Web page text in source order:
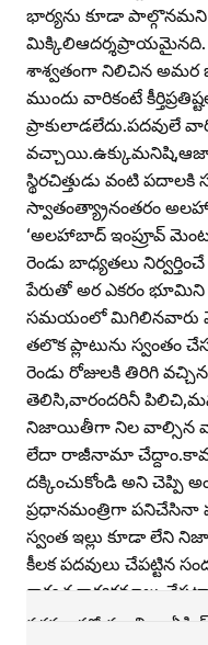
భార్యను కూడా పాల్గొనమని
శాశ్వతంగా నిలిచిన అమర
ముందు వారికంటే
ప్రాకులాడలేదు.పదవులే
వచ్చాయి.ఉక్కుమనిషి,ఆజాత
స్థిరచిత్తుడు వంటి పదాలకి
స్వాతంత్య్రానంతరం
‘అలహాబాద్‌ ఇంప్రూవ్‌
రెండు బాధ్యతలు
పేరుతో అర ఎకరం భూమిని
సమయంలో మిగిలినవారు
తలొక ప్లాటును స్వంతం
రెండు రోజులకి తిరిగి
తెలిసి,వారందరినీ
నిజాయితీగా నిల వాల్సిన
లేదా రాజీనామా
దక్కించుకోండి అని చెప్పి
ప్రధానమంత్రిగా
స్వంత ఇల్లు కూడా లేని
కీలక పదవులు చేపట్టిన
శాశ్వత కార్యక్రమాలు
వరకూ,హోంమంత్రిగా ఏప్రిల్‌